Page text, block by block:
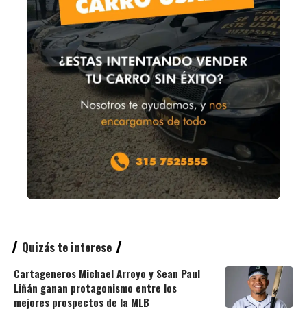
Quizás te interese
Cartageneros Michael Arroyo y Sean Paul
Liñán ganan protagonismo entre los
mejores prospectos de la MLB